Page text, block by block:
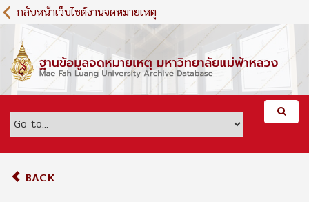
S
k
m
c
กลับหน้าเว็บไซต์งานจดหมายเหตุ
BACK